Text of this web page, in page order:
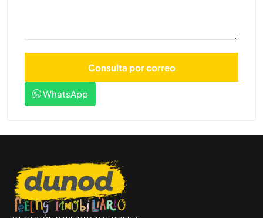
WhatsApp